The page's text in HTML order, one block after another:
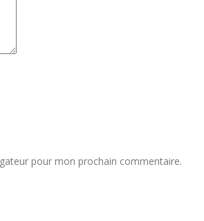
pour mon prochain commentaire.